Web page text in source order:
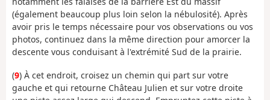
(également beaucoup plus loin selon la nébulosité). Après
avoir pris le temps nécessaire pour vos observations ou vos
photos, continuez dans la même direction pour amorcer la
descente vous conduisant à l'extrémité Sud de la prairie.
(9) À cet endroit, croisez un chemin qui part sur votre
gauche et qui retourne Château Julien et sur votre droite